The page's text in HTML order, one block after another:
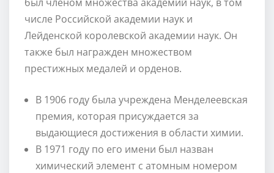
числе Российской академии наук и
Лейденской королевской академии наук. Он
также был награжден множеством
престижных медалей и орденов.
В 1906 году была учреждена Менделеевская
премия, которая присуждается за
выдающиеся достижения в области химии.
В 1971 году по его имени был назван
химический элемент с атомным номером